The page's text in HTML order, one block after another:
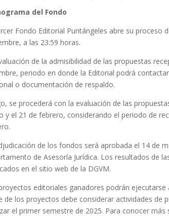
del Fondo
Fondo Editorial Puntángeles abre su proceso
a las 23:59 horas.
de la admisibilidad de las propuestas
periodo en donde la Editorial podrá
o documentación de respaldo.
se procederá con la evaluación de las
y el 21 de febrero, considerando el periodo de
de los fondos será aprobada el 14 de
de Asesoría Jurídica. Los resultados de
en el sitio web de la DGVM.
editoriales ganadores podrán
de los proyectos debe considerar actividades de
el primer semestre de 2025. Para conocer más